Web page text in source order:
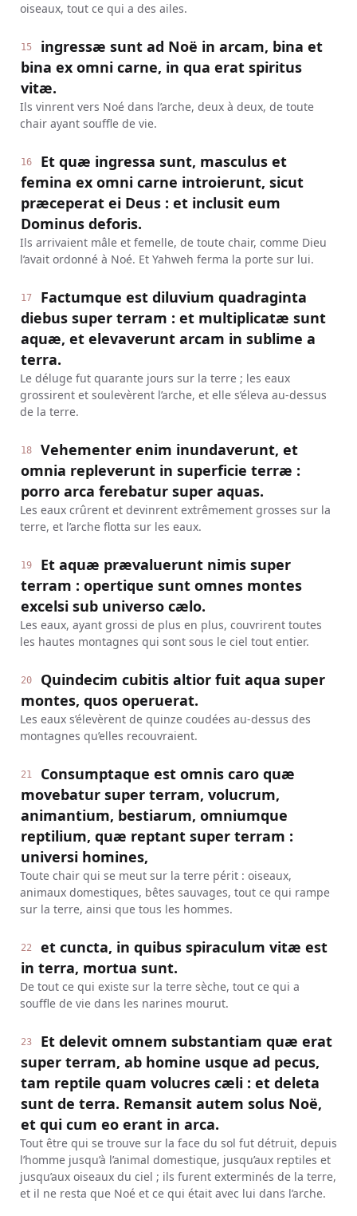
oiseaux, tout ce qui a des ailes.
15
ingressæ sunt ad Noë in arcam, bina et
bina ex omni carne, in qua erat spiritus
vitæ.
Ils vinrent vers Noé dans l’arche, deux à deux, de toute
chair ayant souffle de vie.
16
Et quæ ingressa sunt, masculus et
femina ex omni carne introierunt, sicut
præceperat ei Deus : et inclusit eum
Dominus deforis.
Ils arrivaient mâle et femelle, de toute chair, comme Dieu
l’avait ordonné à Noé. Et Yahweh ferma la porte sur lui.
17
Factumque est diluvium quadraginta
diebus super terram : et multiplicatæ sunt
aquæ, et elevaverunt arcam in sublime a
terra.
Le déluge fut quarante jours sur la terre ; les eaux
grossirent et soulevèrent l’arche, et elle s’éleva au-dessus
de la terre.
18
Vehementer enim inundaverunt, et
omnia repleverunt in superficie terræ :
porro arca ferebatur super aquas.
Les eaux crûrent et devinrent extrêmement grosses sur la
terre, et l’arche flotta sur les eaux.
19
Et aquæ prævaluerunt nimis super
terram : opertique sunt omnes montes
excelsi sub universo cælo.
Les eaux, ayant grossi de plus en plus, couvrirent toutes
les hautes montagnes qui sont sous le ciel tout entier.
20
Quindecim cubitis altior fuit aqua super
montes, quos operuerat.
Les eaux s’élevèrent de quinze coudées au-dessus des
montagnes qu’elles recouvraient.
21
Consumptaque est omnis caro quæ
movebatur super terram, volucrum,
animantium, bestiarum, omniumque
reptilium, quæ reptant super terram :
universi homines,
Toute chair qui se meut sur la terre périt : oiseaux,
animaux domestiques, bêtes sauvages, tout ce qui rampe
sur la terre, ainsi que tous les hommes.
22
et cuncta, in quibus spiraculum vitæ est
in terra, mortua sunt.
De tout ce qui existe sur la terre sèche, tout ce qui a
souffle de vie dans les narines mourut.
23
Et delevit omnem substantiam quæ erat
super terram, ab homine usque ad pecus,
tam reptile quam volucres cæli : et deleta
sunt de terra. Remansit autem solus Noë,
et qui cum eo erant in arca.
Tout être qui se trouve sur la face du sol fut détruit, depuis
l’homme jusqu’à l’animal domestique, jusqu’aux reptiles et
jusqu’aux oiseaux du ciel ; ils furent exterminés de la terre,
et il ne resta que Noé et ce qui était avec lui dans l’arche.